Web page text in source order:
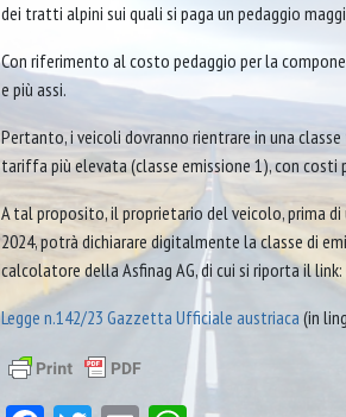
dei tratti alpini sui quali si paga un pedaggio
Con riferimento al costo pedaggio per la
e più assi.
Pertanto, i veicoli dovranno rientrare in una
tariffa più elevata (classe emissione 1), con costi
A tal proposito, il proprietario del veicolo, prima
2024, potrà dichiarare digitalmente la classe di
calcolatore della Asfinag AG, di cui si riporta il link:
Legge n.142/23 Gazzetta Ufficiale austriaca (in